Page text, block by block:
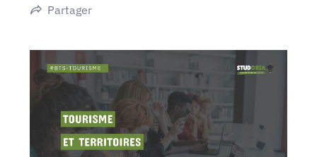
ACTUALITÉS
SUPPORT
Partager